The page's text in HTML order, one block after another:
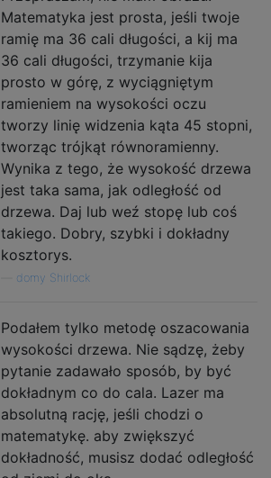
Matematyka jest prosta, jeśli twoje
ramię ma 36 cali długości, a kij ma
36 cali długości, trzymanie kija
prosto w górę, z wyciągniętym
ramieniem na wysokości oczu
tworzy linię widzenia kąta 45 stopni,
tworząc trójkąt równoramienny.
Wynika z tego, że wysokość drzewa
jest taka sama, jak odległość od
drzewa. Daj lub weź stopę lub coś
takiego. Dobry, szybki i dokładny
kosztorys.
domy Shirlock
Podałem tylko metodę oszacowania
wysokości drzewa. Nie sądzę, żeby
pytanie zadawało sposób, by być
dokładnym co do cala. Lazer ma
absolutną rację, jeśli chodzi o
matematykę. aby zwiększyć
dokładność, musisz dodać odległość